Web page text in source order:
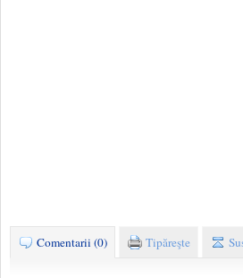
Comentarii (0) Tipăreşte